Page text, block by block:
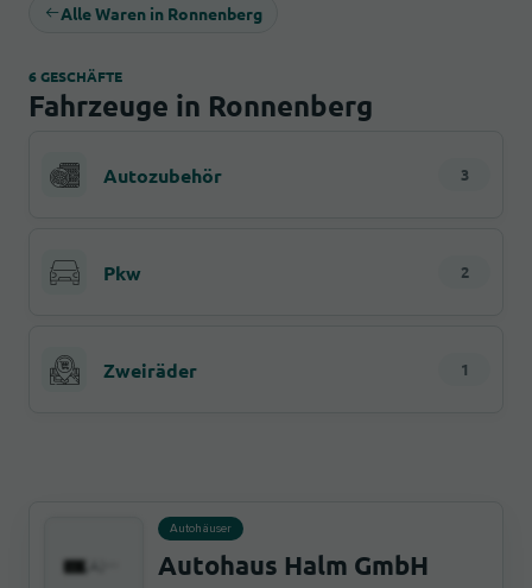
Alle Waren in Ronnenberg
6 GESCHÄFTE
Fahrzeuge in Ronnenberg
Autozubehör 3
Pkw 2
Zweiräder 1
Autohäuser
Autohaus Halm GmbH